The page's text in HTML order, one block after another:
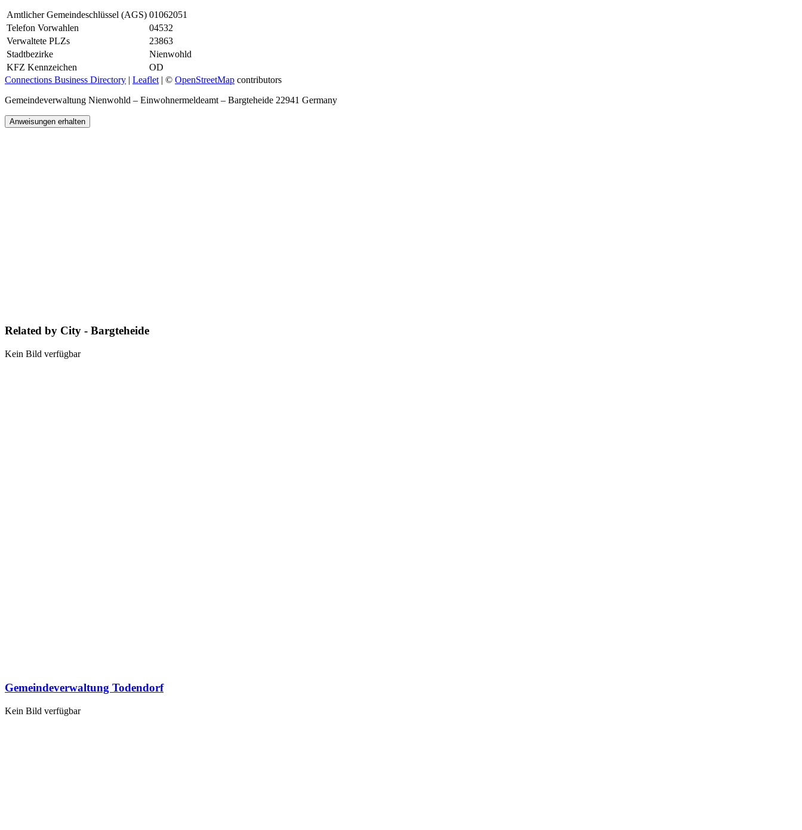
Amtlicher Gemeindeschlüssel (AGS) 01062051
Telefon Vorwahlen
04532
Verwaltete PLZs
23863
Stadtbezirke
Nienwohld
KFZ Kennzeichen
OD
Connections Business Directory | Leaflet | © OpenStreetMap contributors
Gemeindeverwaltung Nienwohld – Einwohnermeldeamt – Bargteheide 22941 Germany
Anweisungen erhalten
Related by City - Bargteheide
Kein Bild verfügbar
Gemeindeverwaltung Todendorf
Kein Bild verfügbar